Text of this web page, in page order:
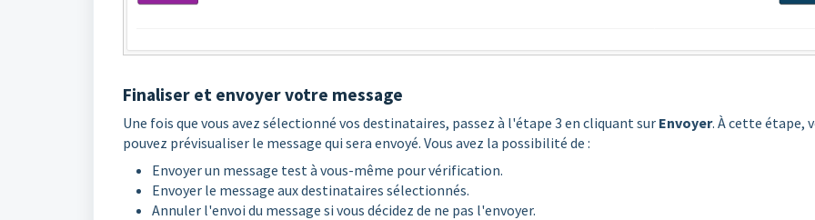
Finaliser et envoyer votre message
Une fois que vous avez sélectionné vos destinataires, passez à l'étape 3 en cliquant sur Envoyer. À cette étape,
pouvez prévisualiser le message qui sera envoyé. Vous avez la possibilité de :
Envoyer un message test à vous-même pour vérification.
Envoyer le message aux destinataires sélectionnés.
Annuler l'envoi du message si vous décidez de ne pas l'envoyer.